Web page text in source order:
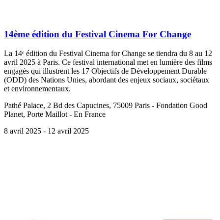
14ème édition du Festival Cinema For Change
La 14ᵉ édition du Festival Cinema for Change se tiendra du 8 au 12
avril 2025 à Paris. Ce festival international met en lumière des films
engagés qui illustrent les 17 Objectifs de Développement Durable
(ODD) des Nations Unies, abordant des enjeux sociaux, sociétaux
et environnementaux.
Pathé Palace, 2 Bd des Capucines, 75009 Paris - Fondation Good
Planet, Porte Maillot - En France
8 avril 2025 - 12 avril 2025